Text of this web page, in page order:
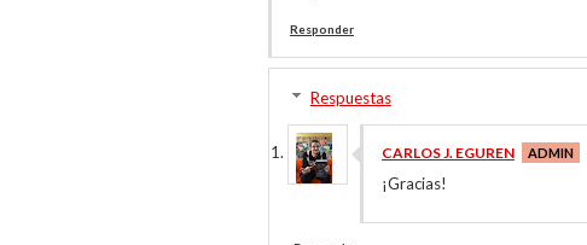
Responder
Respuestas
CARLOS J. EGUREN
¡Gracias!